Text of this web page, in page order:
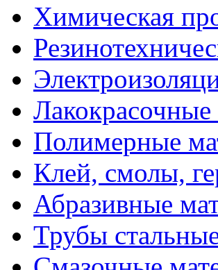
Химическая
Полимерные
Клей, смолы,
Абразивные
Трубы